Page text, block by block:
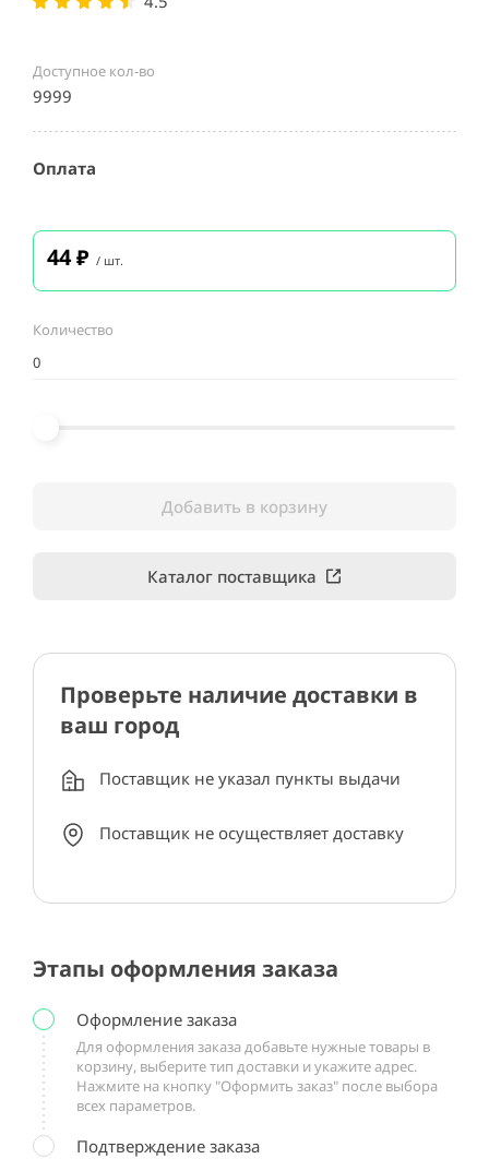
Доступное кол-во
9999
Оплата
44₽ / шт.
Количество
Добавить в корзину
Каталог поставщика
Проверьте наличие доставки в
ваш город
Поставщик не указал пункты выдачи
Поставщик не осуществляет доставку
Этапы оформления заказа
Оформление заказа
Для оформления заказа добавьте нужные товары в
корзину, выберите тип доставки и укажите адрес.
Нажмите на кнопку "Оформить заказ" после выбора
всех параметров.
Подтверждение заказа